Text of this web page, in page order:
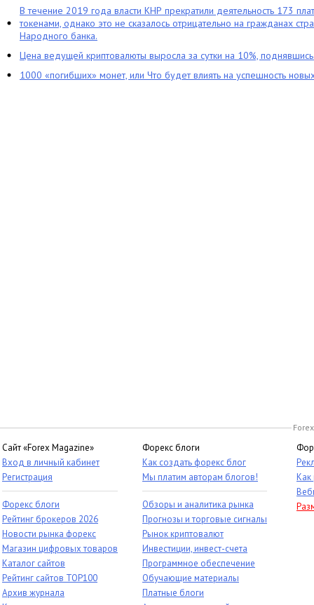
В течение 2019 года власти КНР прекратили деятельность 173
токенами, однако это не сказалось отрицательно на гражданах
Народного банка.
Цена ведущей криптовалюты выросла за сутки на 10%,
1000 «погибших» монет, или Что будет влиять на успешность
Сайт «Forex Magazine»
Вход в личный кабинет
Регистрация
Форекс блоги
Рейтинг брокеров 2026
Новости рынка форекс
Магазин цифровых товаров
Каталог сайтов
Рейтинг сайтов TOP100
Архив журнала
Форекс блоги
Как создать форекс блог
Мы платим авторам блогов!
Обзоры и аналитика рынка
Прогнозы и торговые сигналы
Рынок криптовалют
Инвестиции, инвест-счета
Программное обеспечение
Обучающие материалы
Платные блоги
Как